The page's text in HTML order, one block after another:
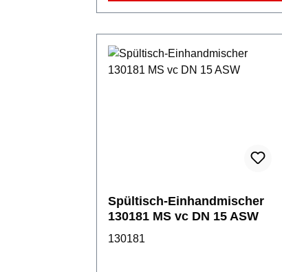
Spültisch-Einhandmischer
130181 MS vc DN 15 ASW
130181